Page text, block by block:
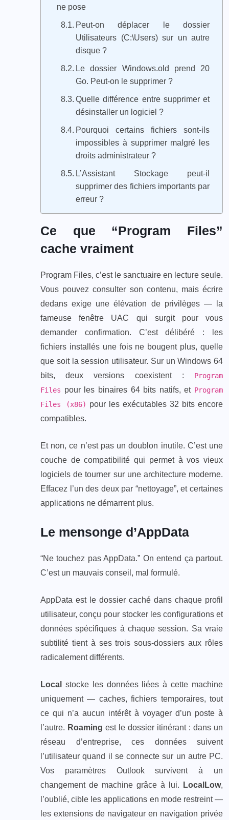
ne pose
Peut-on déplacer le dossier
Utilisateurs (C:\Users) sur un autre
disque ?
Le dossier Windows.old prend 20
Go. Peut-on le supprimer ?
Quelle différence entre supprimer et
désinstaller un logiciel ?
Pourquoi certains fichiers sont-ils
impossibles à supprimer malgré les
droits administrateur ?
L’Assistant Stockage peut-il
supprimer des fichiers importants par
erreur ?
Ce que “Program Files”
cache vraiment
Program Files, c’est le sanctuaire en lecture seule.
Vous pouvez consulter son contenu, mais écrire
dedans exige une élévation de privilèges — la
fameuse fenêtre UAC qui surgit pour vous
demander confirmation. C’est délibéré : les
fichiers installés une fois ne bougent plus, quelle
que soit la session utilisateur. Sur un Windows 64
bits, deux versions coexistent : Program
Files pour les binaires 64 bits natifs, et Program
Files (x86) pour les exécutables 32 bits encore
compatibles.
Et non, ce n’est pas un doublon inutile. C’est une
couche de compatibilité qui permet à vos vieux
logiciels de tourner sur une architecture moderne.
Effacez l’un des deux par “nettoyage”, et certaines
applications ne démarrent plus.
Le mensonge d’AppData
“Ne touchez pas AppData.” On entend ça partout.
C’est un mauvais conseil, mal formulé.
AppData est le dossier caché dans chaque profil
utilisateur, conçu pour stocker les configurations et
données spécifiques à chaque session. Sa vraie
subtilité tient à ses trois sous-dossiers aux rôles
radicalement différents.
Local
stocke les données liées à cette machine
uniquement — caches, fichiers temporaires, tout
ce qui n’a aucun intérêt à voyager d’un poste à
l’autre. Roaming est le dossier itinérant : dans un
réseau d’entreprise, ces données suivent
l’utilisateur quand il se connecte sur un autre PC.
Vos paramètres Outlook survivent à un
changement de machine grâce à lui.
LocalLow,
l’oublié, cible les applications en mode restreint —
les extensions de navigateur en navigation privée